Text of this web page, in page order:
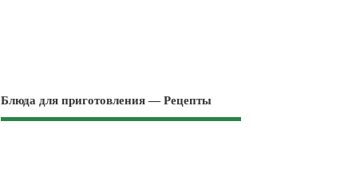
Блюда для приготовления — Рецепты